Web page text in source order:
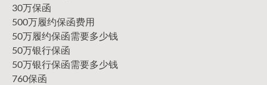
30万保函
500万履约保函费用
50万履约保函需要多少钱
50万银行保函
50万银行保函需要多少钱
760保函